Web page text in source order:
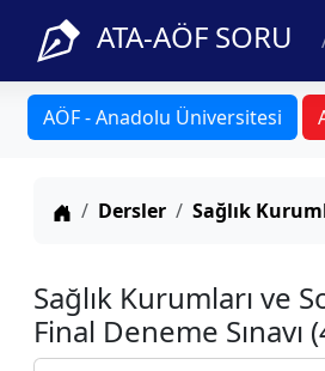
ATA-AÖF SORU
AÖF - Anadolu Üniversitesi
Anasayfa
Dersler Sağlık
Sağlık Kurumları ve
Final Deneme Sınavı